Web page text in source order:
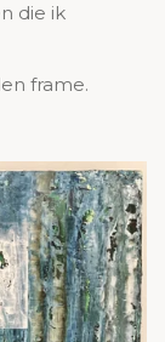
die ik
frame.